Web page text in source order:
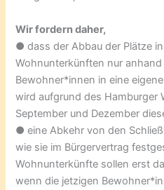
Wir fordern daher,
● dass der Abbau der Plätze
Wohnunterkünften nur
Bewohner*innen in eine
wird aufgrund des Hamburger
September und Dezember
● eine Abkehr von den
wie sie im Bürgervertrag
Wohnunterkünfte sollen erst
wenn die jetzigen